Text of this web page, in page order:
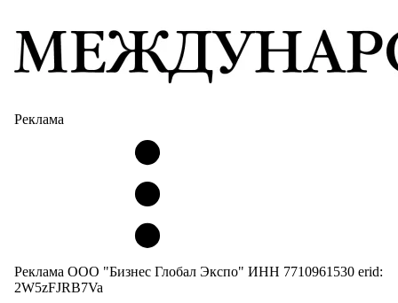
Реклама
Реклама ООО "Бизнес Глобал Экспо" ИНН 7710961530 erid:
2W5zFJRB7Va